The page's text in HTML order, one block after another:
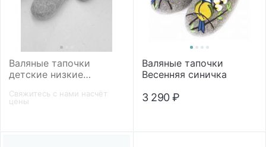
Валяные тапочки
детские низкие
Свяжитесь с нами насчёт
цены
Валяные тапочки
Весенняя синичка
3 290 ₽